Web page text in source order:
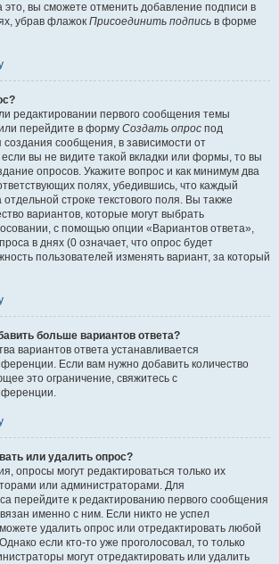
вы сможете отменить добавление подписи в
убрав флажок Присоединить подпись в форме
редактировании первого сообщения темы
перейдите в форму Создать опрос под
сообщения, в зависимости от
если вы не видите такой вкладки или формы, то вы
опросов. Укажите вопрос и как минимум два
полях, убедившись, что каждый
строке текстового поля. Вы также
вариантов, которые могут выбрать
с помощью опции «Вариантов ответа»,
в днях (0 означает, что опрос будет
пользователей изменять вариант, за который
больше вариантов ответа?
вариантов ответа устанавливается
Если вам нужно добавить количество
это ограничение, свяжитесь с
или удалить опрос?
опросы могут редактироваться только их
или администраторами. Для
перейдите к редактированию первого сообщения
именно с ним. Если никто не успел
удалить опрос или отредактировать любой
если кто-то уже проголосовал, то только
могут отредактировать или удалить